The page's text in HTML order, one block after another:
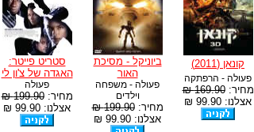
קונאן (2011)
פעולה - הרפתקה
מחיר:169.90 ₪
אצלנו: 99.90 ₪
ביוניקל - מסיכת
האור
פעולה - משפחה
וילדים
מחיר:199.90 ₪
אצלנו: 99.90 ₪
סטריט פייטר:
האגדה של צ'ון לי
פעולה
מחיר:199.90 ₪
אצלנו: 99.90 ₪